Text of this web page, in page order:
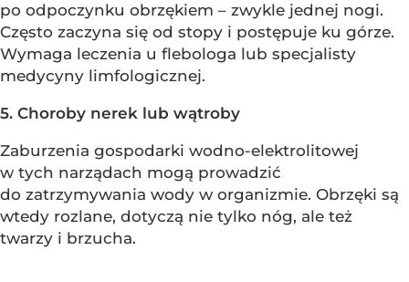
po odpoczynku obrzękiem – zwykle jednej nogi.
Często zaczyna się od stopy i postępuje ku górze.
Wymaga leczenia u flebologa lub specjalisty
medycyny limfologicznej.
5. Choroby nerek lub wątroby
Zaburzenia gospodarki wodno-elektrolitowej
w tych narządach mogą prowadzić
do zatrzymywania wody w organizmie. Obrzęki są
wtedy rozlane, dotyczą nie tylko nóg, ale też
twarzy i brzucha.